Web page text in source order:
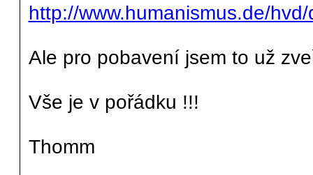
http://www.humanismus.de/
Ale pro pobavení jsem to už
Vše je v pořádku !!!
Thomm